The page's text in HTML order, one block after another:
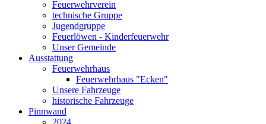
Feuerwehrverein
technische Gruppe
Jugendgruppe
Feuerlöwen - Kinderfeuerwehr
Unser Gemeinde
Ausstattung
Feuerwehrhaus
Feuerwehrhaus "Ecken"
Unsere Fahrzeuge
historische Fahrzeuge
Pinnwand